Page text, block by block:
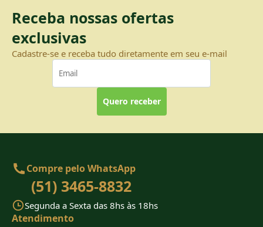
Receba nossas ofertas
exclusivas
Cadastre-se e receba tudo diretamente em seu e-mail
Quero receber
Compre pelo WhatsApp
(51) 3465-8832
Segunda a Sexta das 8hs às 18hs
Atendimento